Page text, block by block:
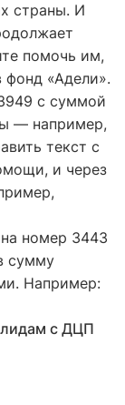
страны. И
помочь им,
фонд «Адели».
с суммой
— например,
текст с
и через
номер 3443
сумму
Например:
с ДЦП